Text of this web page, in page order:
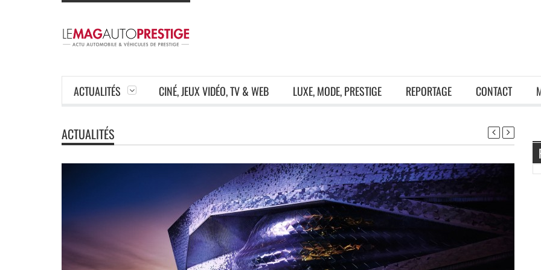
ACTUALITÉS CINÉ, JEUX VIDÉO, TV & WEB LUXE, MODE, PRESTIGE REPORTAGE CONTACT
ACTUALITÉS